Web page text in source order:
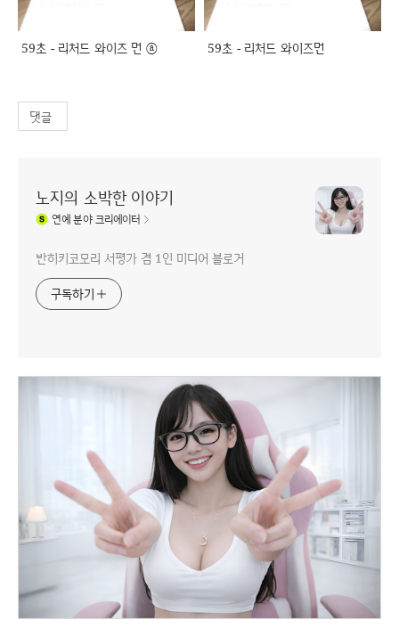
59초 - 리처드 와이즈 먼 ⓐ 59초 - 리처드 와이즈먼
댓글
노지의 소박한 이야기
연예분야 크리에이터
반히키코모리 서평가 겸 1인 미디어 블로거
구독하기